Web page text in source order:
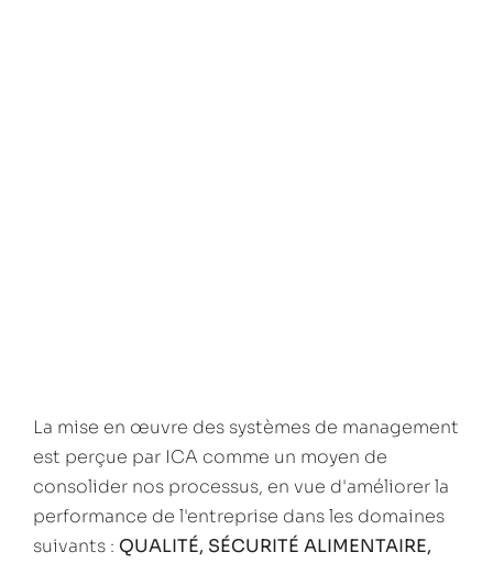
La mise en œuvre des systèmes de management
est perçue par ICA comme un moyen de
consolider nos processus, en vue d'améliorer la
performance de l'entreprise dans les domaines
suivants : QUALITÉ, SÉCURITÉ ALIMENTAIRE,